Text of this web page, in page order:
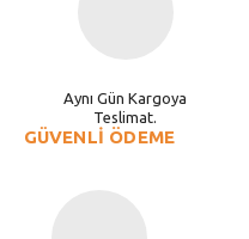
Aynı Gün Kargoya
Teslimat.
GÜVENLİ ÖDEME